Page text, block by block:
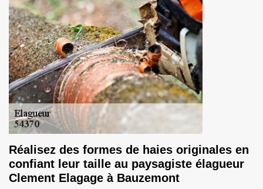
Réalisez des formes de haies originales en
confiant leur taille au paysagiste élagueur
Clement Elagage à Bauzemont